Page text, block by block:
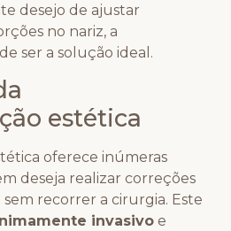
desejo de ajustar
no nariz, a
ser a solução ideal.
estética
oferece inúmeras
deseja realizar correções
recorrer a cirurgia. Este
invasivo e